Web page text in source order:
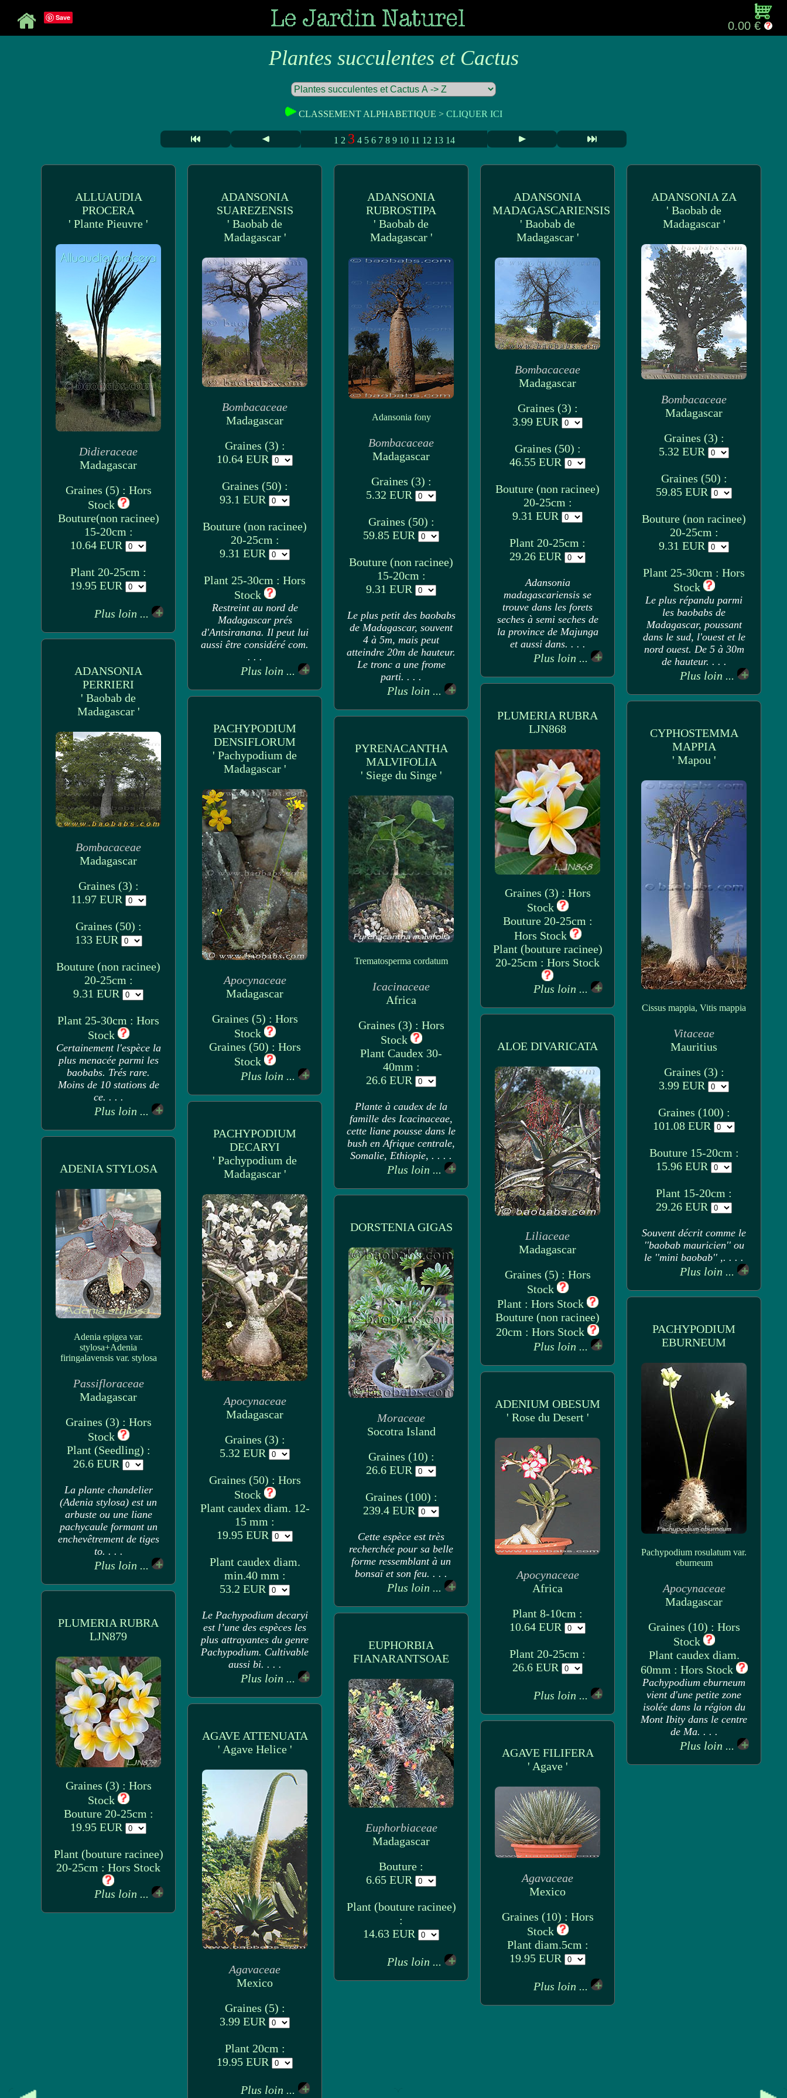
0.00 €
Save
Plantes succulentes et Cactus
CLASSEMENT ALPHABETIQUE > CLIQUER ICI
1 2 3 4 5 6 7 8 9 10 11 12 13 14
ALLUAUDIA
PROCERA
' Plante Pieuvre '
Didieraceae
Madagascar
Graines (5) : Hors
Stock
Bouture(non racinee)
15-20cm :
10.64 EUR
Plant 20-25cm :
19.95 EUR
Plus loin ...
ADANSONIA
SUAREZENSIS
' Baobab de
Madagascar '
Bombacaceae
Madagascar
Graines (3) :
10.64 EUR
Graines (50) :
93.1 EUR
Bouture (non racinee)
20-25cm :
9.31 EUR
Plant 25-30cm : Hors
Stock
Restreint au nord de
Madagascar prés
d'Antsiranana. Il peut lui
aussi être considéré com.
. . .
Plus loin ...
ADANSONIA
RUBROSTIPA
' Baobab de
Madagascar '
Adansonia fony
Bombacaceae
Madagascar
Graines (3) :
5.32 EUR
Graines (50) :
59.85 EUR
Bouture (non racinee)
15-20cm :
9.31 EUR
Le plus petit des baobabs
de Madagascar, souvent
4 à 5m, mais peut
atteindre 20m de hauteur.
Le tronc a une frome
parti. . . .
Plus loin ...
ADANSONIA
MADAGASCARIENSIS
' Baobab de
Madagascar '
Bombacaceae
Madagascar
Graines (3) :
3.99 EUR
Graines (50) :
46.55 EUR
Bouture (non racinee)
20-25cm :
9.31 EUR
Plant 20-25cm :
29.26 EUR
Adansonia
madagascariensis se
trouve dans les forets
seches à semi seches de
la province de Majunga
et aussi dans. . . .
Plus loin ...
ADANSONIA ZA
' Baobab de
Madagascar '
Bombacaceae
Madagascar
Graines (3) :
5.32 EUR
Graines (50) :
59.85 EUR
Bouture (non racinee)
20-25cm :
9.31 EUR
Plant 25-30cm : Hors
Stock
Le plus répandu parmi
les baobabs de
Madagascar, poussant
dans le sud, l'ouest et le
nord ouest. De 5 à 30m
de hauteur. . . .
Plus loin ...
ADANSONIA
PERRIERI
' Baobab de
Madagascar '
Bombacaceae
Madagascar
Graines (3) :
11.97 EUR
Graines (50) :
133 EUR
Bouture (non racinee)
20-25cm :
9.31 EUR
Plant 25-30cm : Hors
Stock
Certainement l'espèce la
plus menacée parmi les
baobabs. Trés rare.
Moins de 10 stations de
ce. . . .
Plus loin ...
PLUMERIA RUBRA
LJN868
Graines (3) : Hors
Stock
Bouture 20-25cm :
Hors Stock
Plant (bouture racinee)
20-25cm : Hors Stock
Plus loin ...
PACHYPODIUM
DENSIFLORUM
' Pachypodium de
Madagascar '
Apocynaceae
Madagascar
Graines (5) : Hors
Stock
Graines (50) : Hors
Stock
Plus loin ...
CYPHOSTEMMA
MAPPIA
' Mapou '
Cissus mappia, Vitis mappia
Vitaceae
Mauritius
Graines (3) :
3.99 EUR
Graines (100) :
101.08 EUR
Bouture 15-20cm :
15.96 EUR
Plant 15-20cm :
29.26 EUR
Souvent décrit comme le
''baobab mauricien'' ou
le ''mini baobab'' ,. . . .
Plus loin ...
PYRENACANTHA
MALVIFOLIA
' Siege du Singe '
Trematosperma cordatum
Icacinaceae
Africa
Graines (3) : Hors
Stock
Plant Caudex 30-
40mm :
26.6 EUR
Plante à caudex de la
famille des Icacinaceae,
cette liane pousse dans le
bush en Afrique centrale,
Somalie, Ethiopie, . . . .
Plus loin ...
ALOE DIVARICATA
Liliaceae
Madagascar
Graines (5) : Hors
Stock
Plant : Hors Stock
Bouture (non racinee)
20cm : Hors Stock
Plus loin ...
PACHYPODIUM
DECARYI
' Pachypodium de
Madagascar '
Apocynaceae
Madagascar
Graines (3) :
5.32 EUR
Graines (50) : Hors
Stock
Plant caudex diam. 12-
15 mm :
19.95 EUR
Plant caudex diam.
min.40 mm :
53.2 EUR
Le Pachypodium decaryi
est l’une des espèces les
plus attrayantes du genre
Pachypodium. Cultivable
aussi bi. . . .
Plus loin ...
ADENIA STYLOSA
Adenia epigea var.
stylosa+Adenia
firingalavensis var. stylosa
Passifloraceae
Madagascar
Graines (3) : Hors
Stock
Plant (Seedling) :
26.6 EUR
La plante chandelier
(Adenia stylosa) est un
arbuste ou une liane
pachycaule formant un
enchevêtrement de tiges
to. . . .
Plus loin ...
DORSTENIA GIGAS
Moraceae
Socotra Island
Graines (10) :
26.6 EUR
Graines (100) :
239.4 EUR
Cette espèce est très
recherchée pour sa belle
forme ressemblant à un
bonsaï et son feu. . . .
Plus loin ...
PACHYPODIUM
EBURNEUM
Pachypodium rosulatum var.
eburneum
Apocynaceae
Madagascar
Graines (10) : Hors
Stock
Plant caudex diam.
60mm : Hors Stock
Pachypodium eburneum
vient d'une petite zone
isolée dans la région du
Mont Ibity dans le centre
de Ma. . . .
Plus loin ...
ADENIUM OBESUM
' Rose du Desert '
Apocynaceae
Africa
Plant 8-10cm :
10.64 EUR
Plant 20-25cm :
26.6 EUR
Plus loin ...
PLUMERIA RUBRA
LJN879
Graines (3) : Hors
Stock
Bouture 20-25cm :
19.95 EUR
Plant (bouture racinee)
20-25cm : Hors Stock
Plus loin ...
EUPHORBIA
FIANARANTSOAE
Euphorbiaceae
Madagascar
Bouture :
6.65 EUR
Plant (bouture racinee)
:
14.63 EUR
Plus loin ...
AGAVE ATTENUATA
' Agave Helice '
Agavaceae
Mexico
Graines (5) :
3.99 EUR
Plant 20cm :
19.95 EUR
Plus loin ...
AGAVE FILIFERA
' Agave '
Agavaceae
Mexico
Graines (10) : Hors
Stock
Plant diam.5cm :
19.95 EUR
Plus loin ...